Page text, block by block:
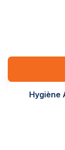
Hygiène